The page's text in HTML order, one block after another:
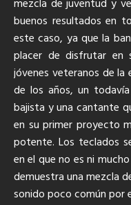
mezcla de juventud y
buenos resultados en
este caso, ya que la
placer de disfrutar
jóvenes veteranos de
de los años, un
bajista y una cantante
en su primer proyecto
potente. Los teclados
en el que no es ni
demuestra una mezcla
sonido poco común por